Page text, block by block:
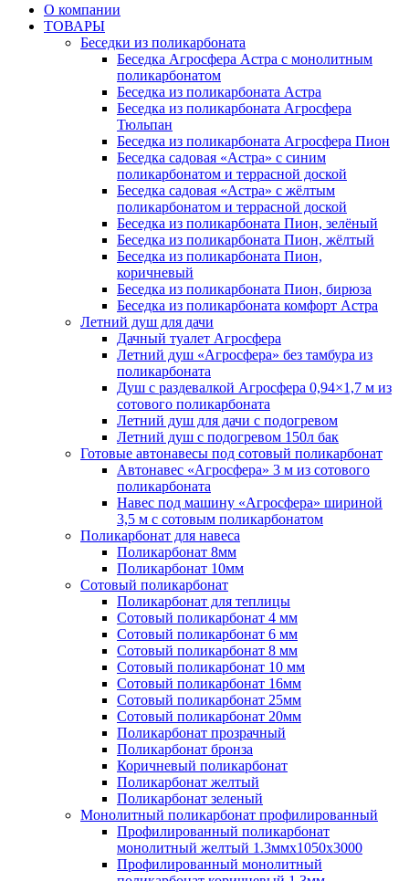
О компании
ТОВАРЫ
Беседки из поликарбоната
Беседка Агросфера Астра с монолитным
поликарбонатом
Беседка из поликарбоната Астра
Беседка из поликарбоната Агросфера
Тюльпан
Беседка из поликарбоната Агросфера Пион
Беседка садовая «Астра» с синим
поликарбонатом и террасной доской
Беседка садовая «Астра» с жёлтым
поликарбонатом и террасной доской
Беседка из поликарбоната Пион, зелёный
Беседка из поликарбоната Пион, жёлтый
Беседка из поликарбоната Пион,
коричневый
Беседка из поликарбоната Пион, бирюза
Беседка из поликарбоната комфорт Астра
Летний душ для дачи
Дачный туалет Агросфера
Летний душ «Агросфера» без тамбура из
поликарбоната
Душ с раздевалкой Агросфера 0,94×1,7 м из
сотового поликарбоната
Летний душ для дачи с подогревом
Летний душ с подогревом 150л бак
Готовые автонавесы под сотовый поликарбонат
Автонавес «Агросфера» 3 м из сотового
поликарбоната
Навес под машину «Агросфера» шириной
3,5 м с сотовым поликарбонатом
Поликарбонат для навеса
Поликарбонат 8мм
Поликарбонат 10мм
Сотовый поликарбонат
Поликарбонат для теплицы
Сотовый поликарбонат 4 мм
Сотовый поликарбонат 6 мм
Сотовый поликарбонат 8 мм
Сотовый поликарбонат 10 мм
Сотовый поликарбонат 16мм
Сотовый поликарбонат 25мм
Сотовый поликарбонат 20мм
Поликарбонат прозрачный
Поликарбонат бронза
Коричневый поликарбонат
Поликарбонат желтый
Поликарбонат зеленый
Монолитный поликарбонат профилированный
Профилированный поликарбонат
монолитный желтый 1.3ммх1050х3000
Профилированный монолитный